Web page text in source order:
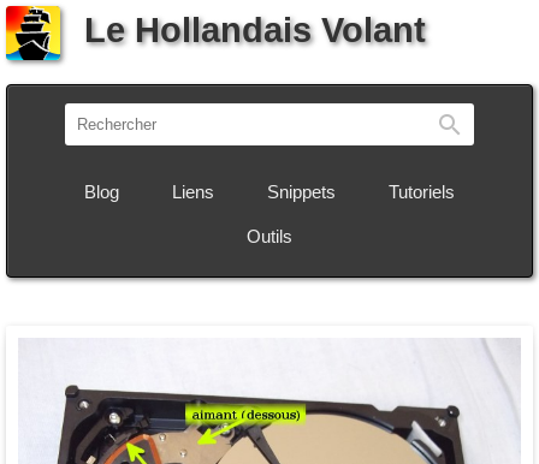
Le Hollandais Volant
Blog Liens Snippets Tutoriels
Outils